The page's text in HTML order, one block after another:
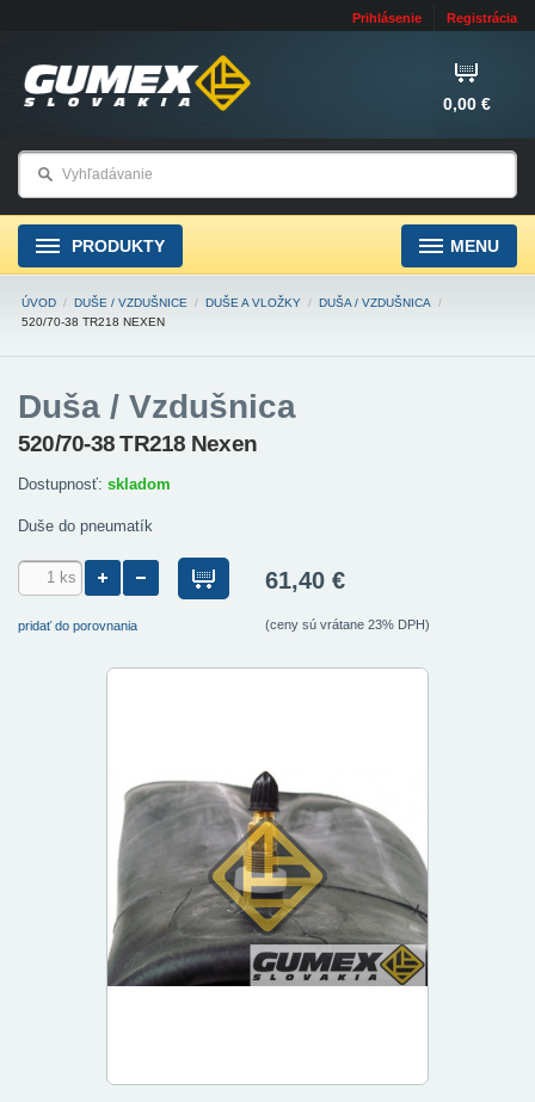
Prihlásenie Registrácia
0,00 €
PRODUKTY MENU
ÚVOD / DUŠE / VZDUŠNICE / DUŠE A VLOŽKY / DUŠA / VZDUŠNICA
/
520/70-38 TR218 NEXEN
Duša / Vzdušnica
520/70-38 TR218 Nexen
Dostupnosť: skladom
Duše do pneumatík
pridať do porovnania
61,40 €
(ceny sú vrátane 23% DPH)